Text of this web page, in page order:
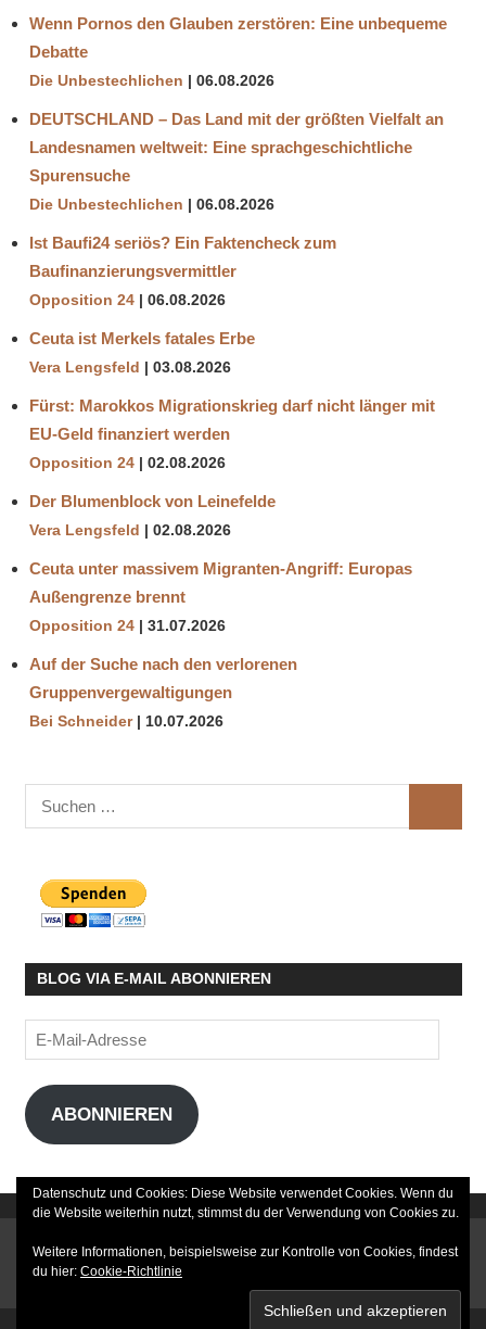
Wenn Pornos den Glauben zerstören: Eine unbequeme
Debatte
Die Unbestechlichen 06.08.2026
DEUTSCHLAND – Das Land mit der größten Vielfalt an
Landesnamen weltweit: Eine sprachgeschichtliche
Spurensuche
Die Unbestechlichen 06.08.2026
Ist Baufi24 seriös? Ein Faktencheck zum
Baufinanzierungsvermittler
Opposition 24 06.08.2026
Ceuta ist Merkels fatales Erbe
Vera Lengsfeld 03.08.2026
Fürst: Marokkos Migrationskrieg darf nicht länger mit
EU-Geld finanziert werden
Opposition 24 02.08.2026
Der Blumenblock von Leinefelde
Vera Lengsfeld 02.08.2026
Ceuta unter massivem Migranten-Angriff: Europas
Außengrenze brennt
Opposition 24 31.07.2026
Auf der Suche nach den verlorenen
Gruppenvergewaltigungen
Bei Schneider 10.07.2026
Suchen
nach:
BLOG VIA E-MAIL ABONNIEREN
E-
Mail-
Adresse
ABONNIEREN
Datenschutz und Cookies: Diese Website verwendet Cookies. Wenn du
die Website weiterhin nutzt, stimmst du der Verwendung von Cookies zu.
Weitere Informationen, beispielsweise zur Kontrolle von Cookies, findest
du hier: Cookie-Richtlinie